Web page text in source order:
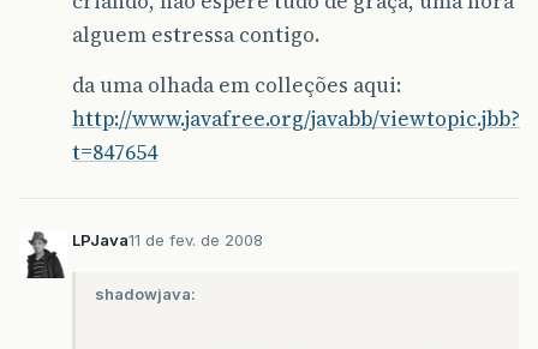
alguem estressa contigo.
da uma olhada em colleções aqui:
http://www.javafree.org/javabb/viewtopic.jbb?
t=847654
LPJava11 de fev. de 2008
shadowjava: